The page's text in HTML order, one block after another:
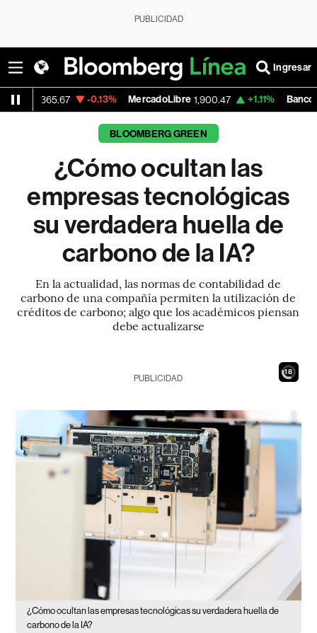
PUBLICIDAD
Ingresar
-0.13% MercadoLibre 1,900.47 +1.11% Banco de Bogota
BLOOMBERG GREEN
¿Cómo ocultan las
empresas tecnológicas
su verdadera huella de
carbono de la IA?
En la actualidad, las normas de contabilidad de
carbono de una compañía permiten la utilización de
créditos de carbono; algo que los académicos piensan
debe actualizarse
16
PUBLICIDAD
¿Cómo ocultan las empresas tecnológicas su verdadera huella de
carbono de la IA?